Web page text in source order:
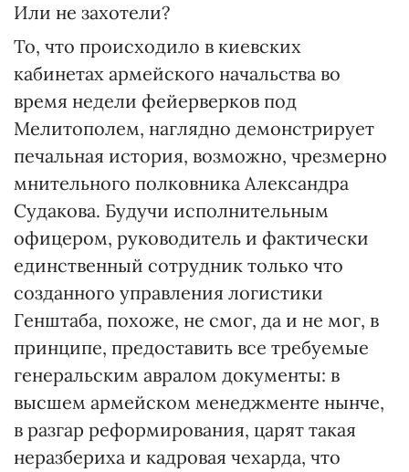
Или не захотели?
То, что происходило в киевских
кабинетах армейского начальства во
время недели фейерверков под
Мелитополем, наглядно демонстрирует
печальная история, возможно, чрезмерно
мнительного полковника Александра
Судакова. Будучи исполнительным
офицером, руководитель и фактически
единственный сотрудник только что
созданного управления логистики
Генштаба, похоже, не смог, да и не мог, в
принципе, предоставить все требуемые
генеральским авралом документы: в
высшем армейском менеджменте нынче,
в разгар реформирования, царят такая
неразбериха и кадровая чехарда, что